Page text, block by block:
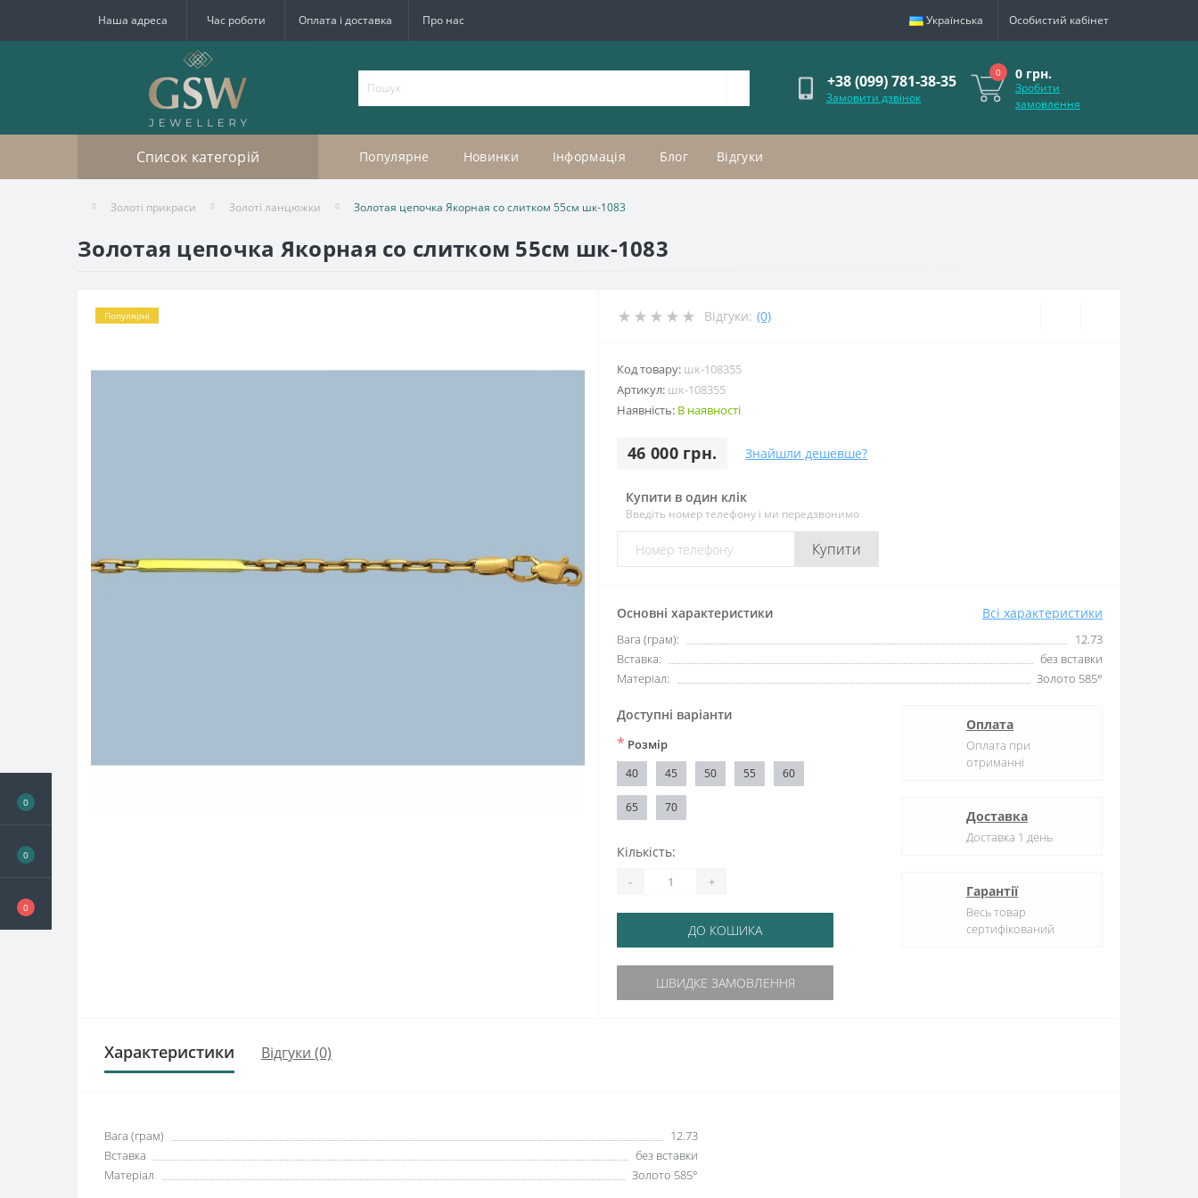
0
0
0
Наша адреса Час роботи Оплата і доставка Про нас Українська Особистий кабінет
+38 (099) 781-38-35
Замовити дзвінок
0 0 грн.
Зробити
замовлення
Список категорій Популярне Новинки Інформація Блог Відгуки
Золоті прикраси Золоті ланцюжки Золотая цепочка Якорная со слитком 55см шк-1083
Золотая цепочка Якорная со слитком 55см шк-1083
Популярні Відгуки: (0)
Код товару: шк-108355
Артикул: шк-108355
Наявність: В наявності
46 000 грн. Знайшли дешевше?
Купити в один клік
Введіть номер телефону і ми передзвонимо
Купити
Основні характеристики Всі характеристики
Вага (грам):
12.73
Вставка:
без вставки
Матеріал:
Золото 585°
Доступні варіанти
* Розмір
40 45 50 55 60
65 70
Кількість:
- +
ДО КОШИКА
ШВИДКЕ ЗАМОВЛЕННЯ
Оплата
Оплата при
отриманні
Доставка
Доставка 1 день
Гарантії
Весь товар
сертифікований
Характеристики Відгуки (0)
Вага (грам)
12.73
Вставка
без вставки
Матеріал
Золото 585°